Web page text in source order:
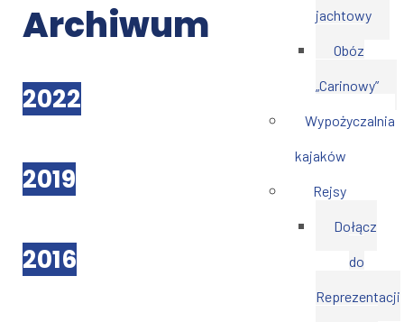
jachtowy
Obóz
„Carinowy”
Wypożyczalnia
kajaków
Rejsy
Dołącz
do
Reprezentacji
Archiwum
2022
2019
2016